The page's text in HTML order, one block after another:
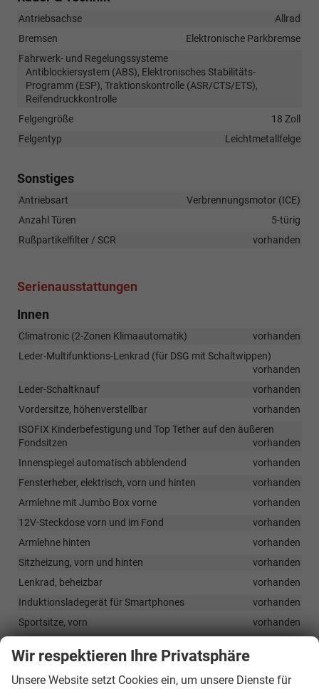
Antriebsachse
Allrad
Bremsen
Elektronische Parkbremse
Fahrwerk- und Regelungssysteme
Antiblockiersystem (ABS), Elektronisches Stabilitäts-
Programm (ESP), Traktionskontrolle (ASR/CTS/ETS),
Reifendruckkontrolle
Felgengröße
18 Zoll
Felgentyp
Leichtmetallfelge
Sonstiges
Antriebsart
Verbrennungsmotor (ICE)
Anzahl Türen
5-türig
Rußpartikelfilter / SCR
vorhanden
Serienausstattungen
Innen
Climatronic (2-Zonen Klimaautomatik)
vorhanden
Leder-Multifunktions-Lenkrad (für DSG mit Schaltwippen)
vorhanden
Leder-Schaltknauf
vorhanden
Vordersitze, höhenverstellbar
vorhanden
ISOFIX Kinderbefestigung und Top Tether auf den äußeren
Fondsitzen
vorhanden
Innenspiegel automatisch abblendend
vorhanden
Fensterheber, elektrisch, vorn und hinten
vorhanden
Armlehne mit Jumbo Box vorne
vorhanden
12V-Steckdose vorn und im Fond
vorhanden
Armlehne hinten
vorhanden
Sitzheizung, vorn und hinten
vorhanden
Lenkrad, beheizbar
vorhanden
Induktionsladegerät für Smartphones
vorhanden
Sportsitze, vorn
vorhanden
LED-Ambientebeleuchtung
Sport-Pedalabeckungen
vorhanden
Wir respektieren Ihre Privatsphäre
Unsere Website setzt Cookies ein, um unsere Dienste für